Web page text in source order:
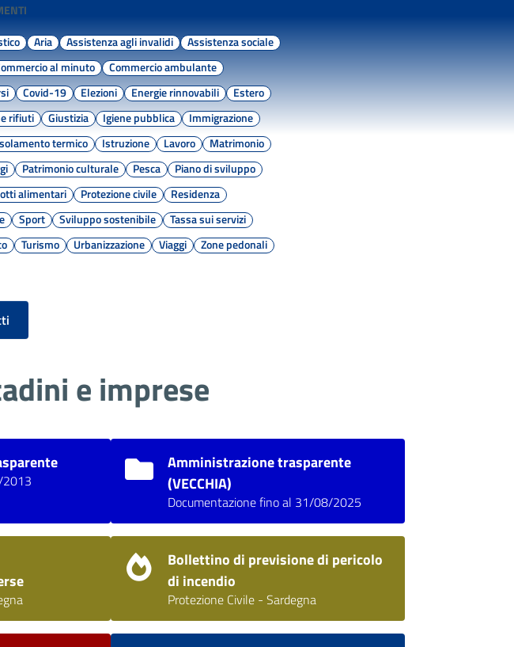
Aria Assistenza agli invalidi
Assistenza sociale
al minuto
Commercio ambulante
Covid-19 Elezioni Energie rinnovabili
Estero
rifiuti Giustizia Igiene pubblica
Immigrazione
termico Istruzione Lavoro
Matrimonio
Patrimonio culturale Pesca
Piano di sviluppo
alimentari Protezione civile
Residenza
Sport Sviluppo sostenibile
Tassa sui servizi
Turismo Urbanizzazione Viaggi
Zone pedonali
e imprese
2013
Amministrazione trasparente
(VECCHIA)
Documentazione fino al 31/08/2025
Bollettino di previsione di pericolo
di incendio
Protezione Civile - Sardegna